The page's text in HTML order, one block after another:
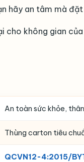
hãy an tâm mà
cho không gian
An toàn sức khỏe,
Thùng carton tiêu
QCVN12-4:2015/